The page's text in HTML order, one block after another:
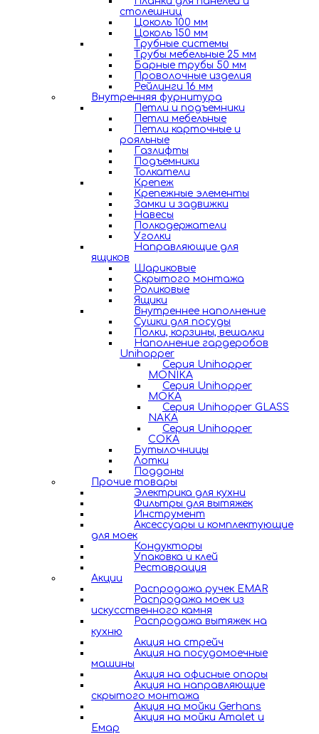
столешниц
Цоколь 100 мм
Цоколь 150 мм
Трубные системы
Трубы мебельные 25 мм
Барные трубы 50 мм
Проволочные изделия
Рейлинги 16 мм
Внутренняя фурнитура
Петли и подъемники
Петли мебельные
Петли карточные и
рояльные
Газлифты
Подъемники
Толкатели
Крепеж
Крепежные элементы
Замки и задвижки
Навесы
Полкодержатели
Уголки
Направляющие для
ящиков
Шариковые
Скрытого монтажа
Роликовые
Ящики
Внутреннее наполнение
Сушки для посуды
Полки, корзины, вешалки
Наполнение гардеробов
Unihopper
Серия Unihopper
MONIKA
Серия Unihopper
MOKA
Серия Unihopper GLASS
NAKA
Серия Unihopper
COKA
Бутылочницы
Лотки
Поддоны
Прочие товары
Электрика для кухни
Фильтры для вытяжек
Инструмент
Аксессуары и комплектующие
для моек
Кондукторы
Упаковка и клей
Реставрация
Акции
Распродажа ручек EMAR
Распродажа моек из
искусственного камня
Распродажа вытяжек на
кухню
Акция на стрейч
Акция на посудомоечные
машины
Акция на офисные опоры
Акция на направляющие
скрытого монтажа
Акция на мойки Gerhans
Акция на мойки Amalet и
Емар